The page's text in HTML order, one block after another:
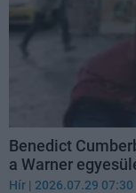
Benedict
a Warner
Hír | 2026.07.29 07:30